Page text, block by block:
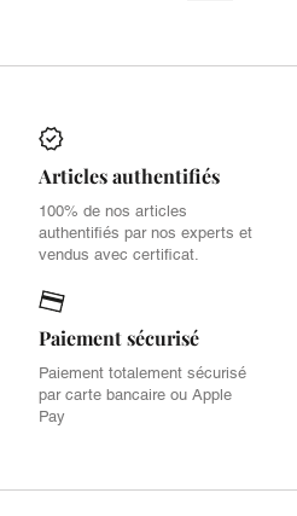
Articles authentifiés
100% de nos articles
authentifiés par nos experts et
vendus avec certificat.
Paiement sécurisé
Paiement totalement sécurisé
par carte bancaire ou Apple
Pay